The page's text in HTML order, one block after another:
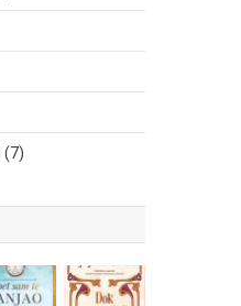
(7)